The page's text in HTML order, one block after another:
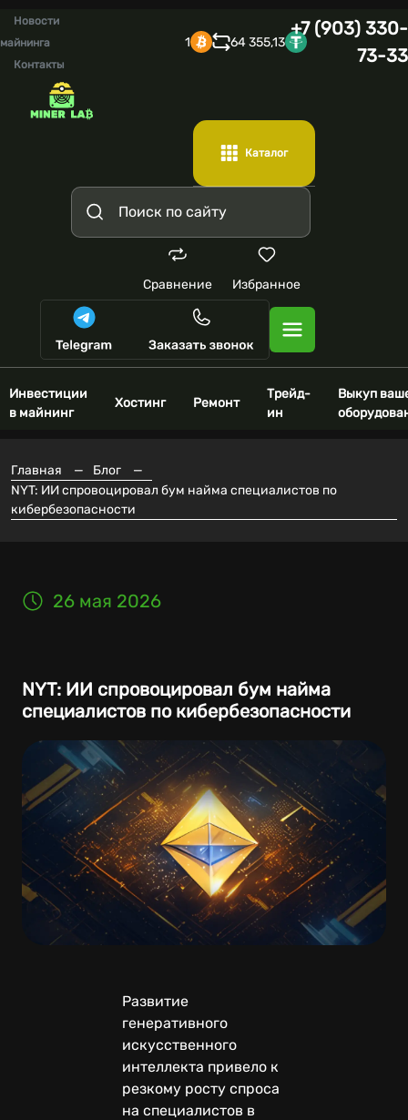
Новости
майнинга
Контакты
1 64 355,13
+7 (903) 330-
73-33
Каталог
Сравнение Избранное
Инвестиции
в майнинг
Хостинг Ремонт
Трейд-
ин
Выкуп
Главная — Блог
—
NYT: ИИ спровоцировал бум найма специалистов по
кибербезопасности
26 мая 2026
NYT: ИИ спровоцировал бум найма
специалистов по кибербезопасности
Развитие
генеративного
искусственного
интеллекта привело к
резкому росту спроса
на специалистов в